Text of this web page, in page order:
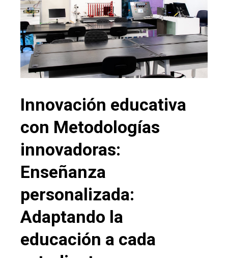
Innovación educativa
con Metodologías
innovadoras:
Enseñanza
personalizada:
Adaptando la
educación a cada